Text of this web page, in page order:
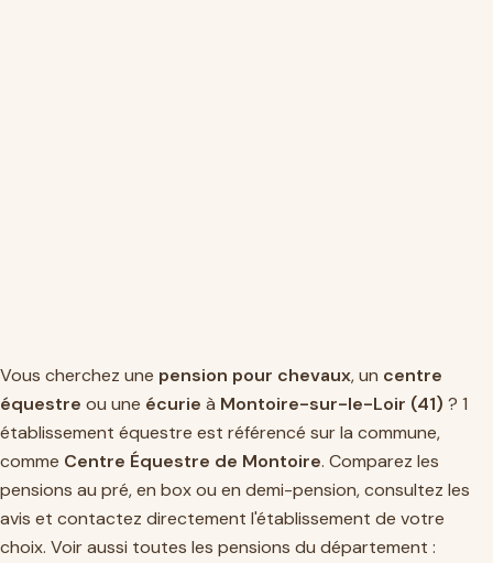
Vous cherchez une pension pour chevaux, un centre
équestre ou une écurie à Montoire-sur-le-Loir (41) ? 1
établissement équestre est référencé sur la commune,
comme Centre Équestre de Montoire. Comparez les
pensions au pré, en box ou en demi-pension, consultez les
avis et contactez directement l'établissement de votre
choix. Voir aussi toutes les pensions du département :